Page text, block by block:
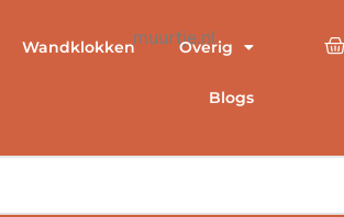
Wandklokken Overig
Blogs